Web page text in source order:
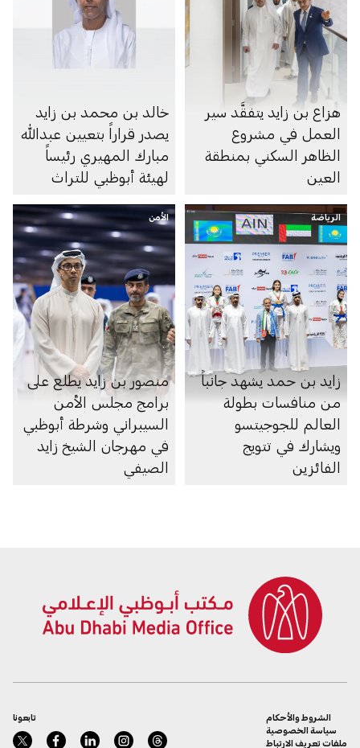
هزاع بن زايد يتفقَّد سير
العمل في مشروع
الظاهر السكني بمنطقة
العين
خالد بن محمد بن زايد
يصدر قراراً بتعيين عبدالله
مبارك المهيري رئيساً
لهيئة أبوظبي للتراث
الرياضة
زايد بن حمد يشهد جانباً
من منافسات بطولة
العالم للجوجيتسو
ويشارك في تتويج
الفائزين
الأمن
منصور بن زايد يطلع على
برامج مجلس الأمن
السيبراني وشرطة أبوظبي
في مهرجان الشيخ زايد
الصيفي
تابعونا
الشروط والأحكام
سياسة الخصوصية
ملفات تعريف الارتباط